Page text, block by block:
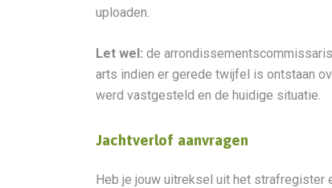
uploaden.
Let wel: de
arts indien er gerede twijfel is ontstaan
werd vastgesteld en de huidige situatie.
Jachtverlof aanvragen
Heb je jouw uitreksel uit het strafregister